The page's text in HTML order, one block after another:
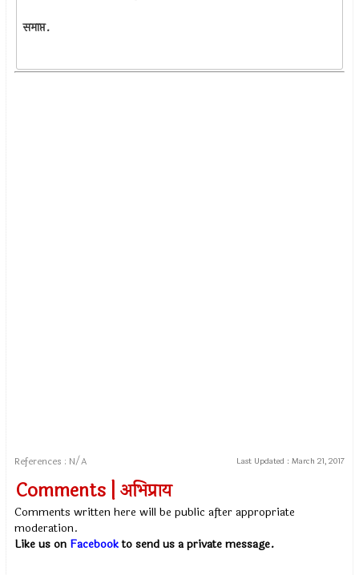
समाप्त.
References : N/A Last Updated : March 21, 2017
Comments | अभिप्राय
Comments written here will be public after appropriate
moderation.
Like us on Facebookto send us a private message.